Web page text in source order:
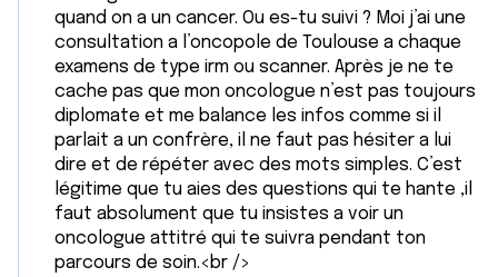
quand on a un cancer. Ou es-tu suivi ? Moi j’ai une
consultation a l’oncopole de Toulouse a chaque
examens de type irm ou scanner. Après je ne te
cache pas que mon oncologue n’est pas toujours
diplomate et me balance les infos comme si il
parlait a un confrère, il ne faut pas hésiter a lui
dire et de répéter avec des mots simples. C’est
légitime que tu aies des questions qui te hante ,il
faut absolument que tu insistes a voir un
oncologue attitré qui te suivra pendant ton
parcours de soin.<br />